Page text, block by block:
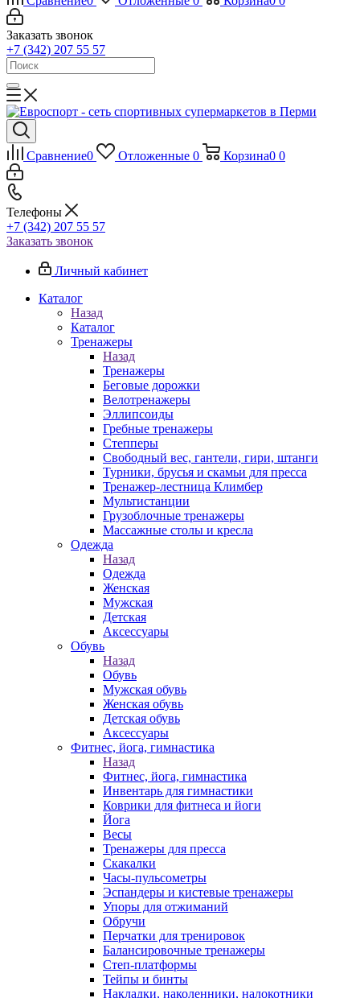
Заказать звонок
+7 (342) 207 55 57
Сравнение0 Отложенные 0 Корзина0 0
Телефоны
+7 (342) 207 55 57
Заказать звонок
Личный кабинет
Каталог
Назад
Каталог
Тренажеры
Назад
Тренажеры
Беговые дорожки
Велотренажеры
Эллипсоиды
Гребные тренажеры
Степперы
Свободный вес, гантели, гири, штанги
Турники, брусья и скамьи для пресса
Тренажер-лестница Климбер
Мультистанции
Грузоблочные тренажеры
Массажные столы и кресла
Одежда
Назад
Одежда
Женская
Мужская
Детская
Аксессуары
Обувь
Назад
Обувь
Мужская обувь
Женская обувь
Детская обувь
Аксессуары
Фитнес, йога, гимнастика
Назад
Фитнес, йога, гимнастика
Инвентарь для гимнастики
Коврики для фитнеса и йоги
Йога
Весы
Тренажеры для пресса
Скакалки
Часы-пульсометры
Эспандеры и кистевые тренажеры
Упоры для отжиманий
Обручи
Перчатки для тренировок
Балансировочные тренажеры
Степ-платформы
Тейпы и бинты
Накладки, наколенники, налокотники